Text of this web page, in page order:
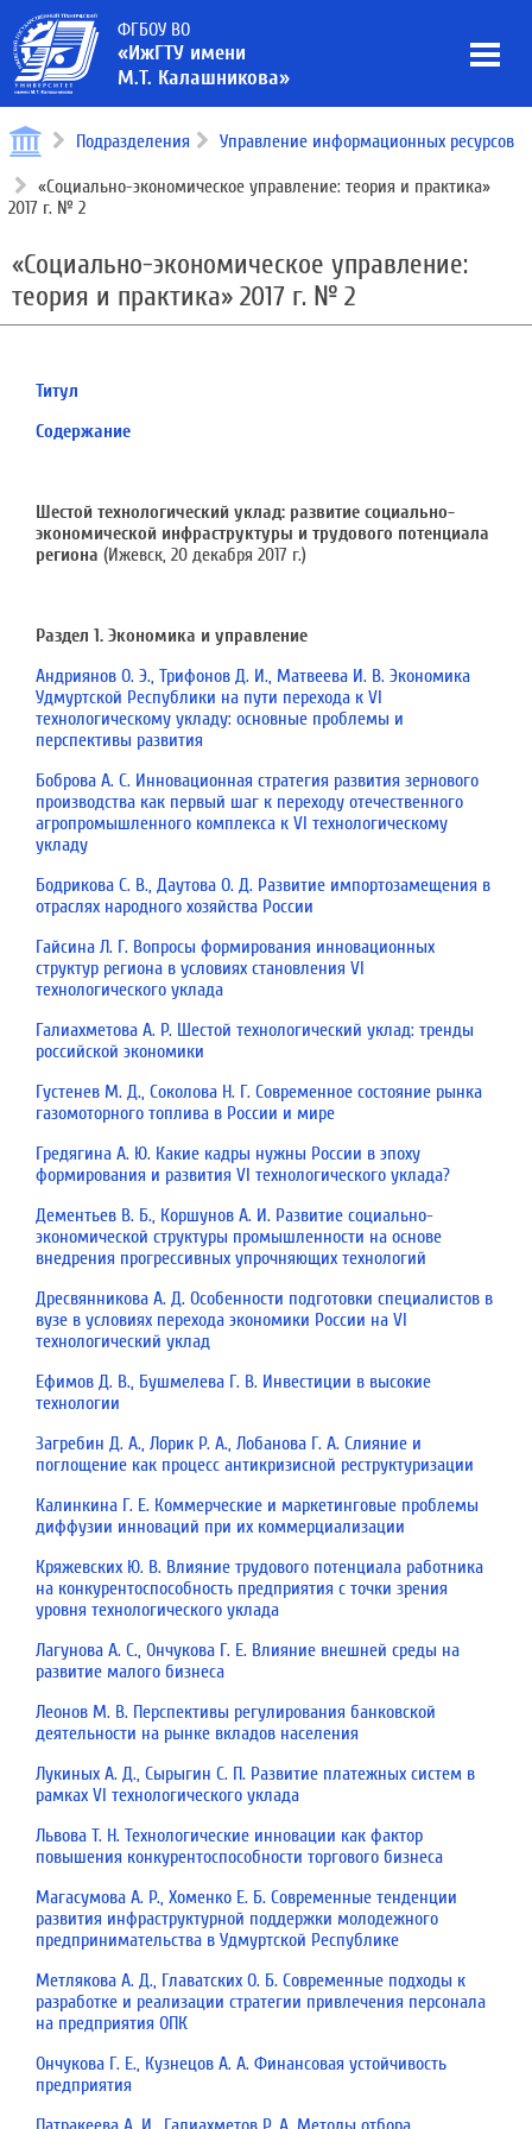
ФГБОУ ВО
«ИжГТУ имени
М.Т. Калашникова»
Подразделения Управление информационных ресурсов
«Социально-экономическое управление: теория и практика»
2017 г. № 2
«Социально-экономическое управление:
теория и практика» 2017 г. № 2
Титул
Содержание
Шестой технологический уклад: развитие социально-
экономической инфраструктуры и трудового потенциала
региона (Ижевск, 20 декабря 2017 г.)
Раздел 1. Экономика и управление
Андриянов О. Э., Трифонов Д. И., Матвеева И. В. Экономика
Удмуртской Республики на пути перехода к VI
технологическому укладу: основные проблемы и
перспективы развития
Боброва А. С. Инновационная стратегия развития зернового
производства как первый шаг к переходу отечественного
агропромышленного комплекса к VI технологическому
укладу
Бодрикова С. В., Даутова О. Д. Развитие импортозамещения в
отраслях народного хозяйства России
Гайсина Л. Г. Вопросы формирования инновационных
структур региона в условиях становления VI
технологического уклада
Галиахметова А. Р. Шестой технологический уклад: тренды
российской экономики
Густенев М. Д., Соколова Н. Г. Современное состояние рынка
газомоторного топлива в России и мире
Гредягина А. Ю. Какие кадры нужны России в эпоху
формирования и развития VI технологического уклада?
Дементьев В. Б., Коршунов А. И. Развитие социально-
экономической структуры промышленности на основе
внедрения прогрессивных упрочняющих технологий
Дресвянникова А. Д. Особенности подготовки специалистов в
вузе в условиях перехода экономики России на VI
технологический уклад
Ефимов Д. В., Бушмелева Г. В. Инвестиции в высокие
технологии
Загребин Д. А., Лорик Р. А., Лобанова Г. А. Слияние и
поглощение как процесс антикризисной ре­структуризации
Калинкина Г. Е. Коммерческие и маркетинговые проблемы
диффузии инноваций при их коммерциализации
Кряжевских Ю. В. Влияние трудового потенциала работника
на конкурентоспособность предприятия c точки зрения
уровня технологического уклада
Лагунова А. С., Ончукова Г. Е. Влияние внешней среды на
развитие малого бизнеса
Леонов М. В. Перспективы регулирования банковской
деятельности на рынке вкладов населения
Лукиных А. Д., Сырыгин С. П. Развитие платежных систем в
рамках VI технологического уклада
Львова Т. Н. Технологические инновации как фактор
повышения конкурентоспособности торгового бизнеса
Магасумова А. Р., Хоменко Е. Б. Современные тенденции
развития инфраструктурной поддержки молодежного
предпринимательства в Удмуртской Республике
Метлякова А. Д., Главатских О. Б. Современные подходы к
разработке и реализации стратегии привлечения персонала
на предприятия ОПК
Ончукова Г. Е., Кузнецов А. А. Финансовая устойчивость
предприятия